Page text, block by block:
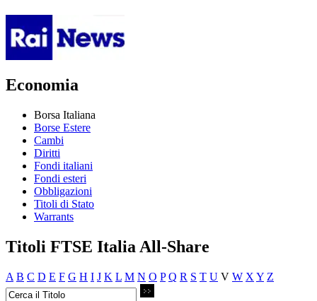
Economia
Borsa Italiana
Borse Estere
Cambi
Diritti
Fondi italiani
Fondi esteri
Obbligazioni
Titoli di Stato
Warrants
Titoli FTSE Italia All-Share
A B C D E F G H I J K L M N O P Q R S T U V W X Y Z